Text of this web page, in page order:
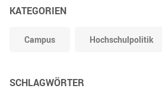
KATEGORIEN
Campus Hochschulpolitik
SCHLAGWÖRTER